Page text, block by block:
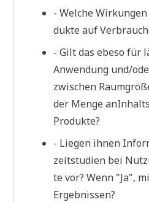
- Wel­che
duk­te auf
- Gilt das ebe­so für
Anwen­dung und/
zwi­schen
der Men­ge
Produkte?
- Lie­gen ihnen
zeit­stu­di­en bei
te vor? Wenn "Ja",
Ergebnissen?